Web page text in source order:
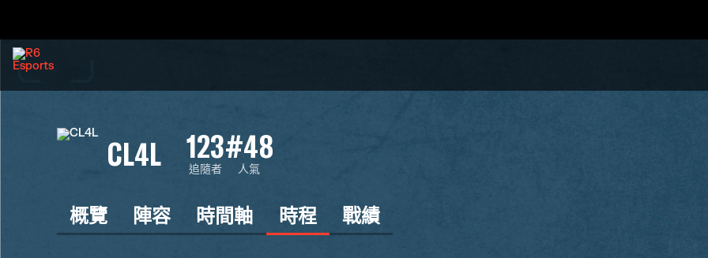
CL4L 123
追隨者
#48
人氣
概覽 陣容 時間軸 時程 戰績